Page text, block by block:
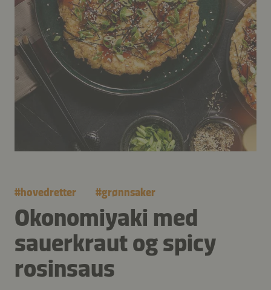
#hovedretter #grønnsaker
Okonomiyaki med
sauerkraut og spicy
rosinsaus